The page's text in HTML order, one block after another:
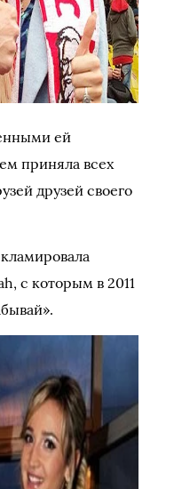
ей
приняла всех
друзей своего
с которым в 2011